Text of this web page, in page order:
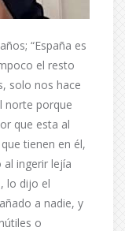
“España es
el resto
solo nos hace
norte porque
que esta al
tienen en él,
al ingerir lejía
lo dijo el
a nadie, y
o